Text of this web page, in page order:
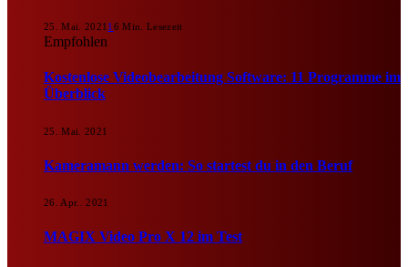
25. Mai. 2021 1 6 Min. Lesezeit
Empfohlen
Kostenlose Videobearbeitung Software: 11 Programme im
Überblick
25. Mai. 2021
Kameramann werden: So startest du in den Beruf
26. Apr.. 2021
MAGIX Video Pro X 12 im Test